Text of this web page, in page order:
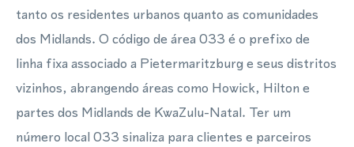
tanto os residentes urbanos quanto as comunidades
dos Midlands. O código de área 033 é o prefixo de
linha fixa associado a Pietermaritzburg e seus distritos
vizinhos, abrangendo áreas como Howick, Hilton e
partes dos Midlands de KwaZulu-Natal. Ter um
número local 033 sinaliza para clientes e parceiros